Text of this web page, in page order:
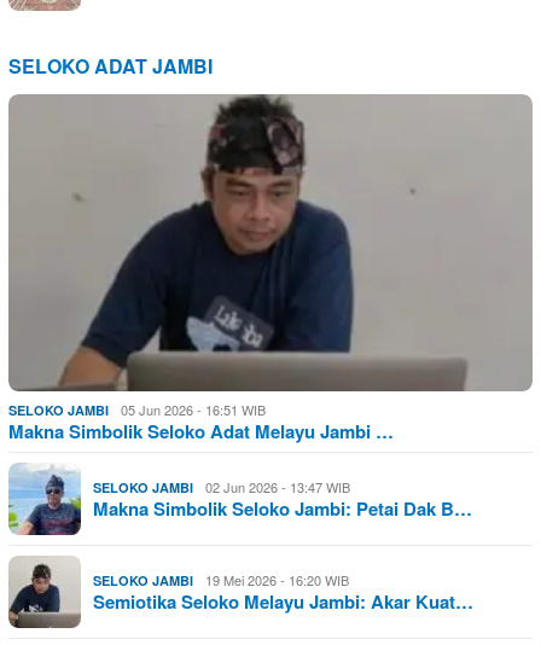
SELOKO ADAT JAMBI
SELOKO JAMBI 05 Jun 2026 - 16:51 WIB
Makna Simbolik Seloko Adat Melayu Jambi …
SELOKO JAMBI 02 Jun 2026 - 13:47 WIB
Makna Simbolik Seloko Jambi: Petai Dak B…
SELOKO JAMBI 19 Mei 2026 - 16:20 WIB
Semiotika Seloko Melayu Jambi: Akar Kuat…